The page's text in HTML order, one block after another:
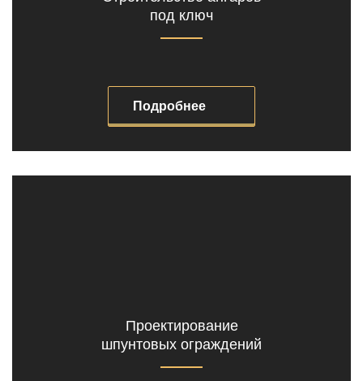
под ключ
Подробнее
Проектирование
шпунтовых ограждений